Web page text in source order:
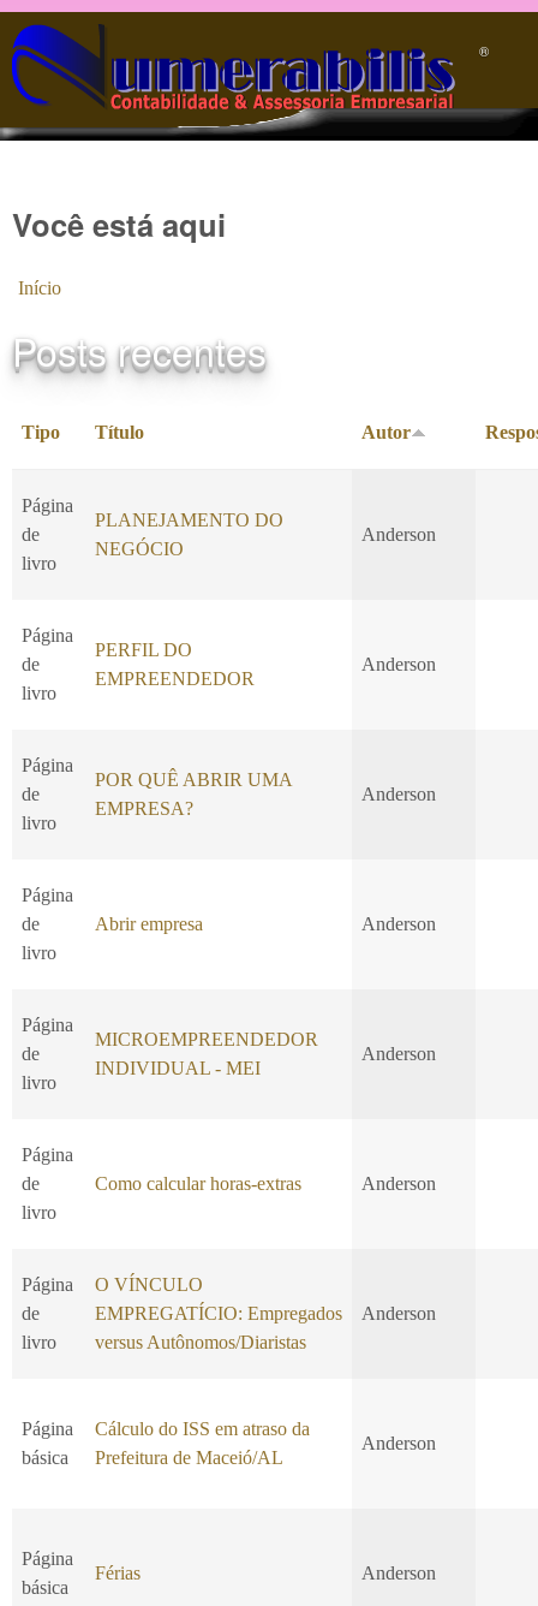
Pular para o conteúdo principal
®️
Você está aqui
Início
Posts recentes
Tipo Título Autor
Página
de
livro
PLANEJAMENTO DO
NEGÓCIO
Anderson
Página
de
livro
PERFIL DO
EMPREENDEDOR
Anderson
Página
de
livro
POR QUÊ ABRIR UMA
EMPRESA?
Anderson
Página
de
livro
Abrir empresa Anderson
Página
de
livro
MICROEMPREENDEDOR
INDIVIDUAL - MEI
Anderson
Página
de
livro
Como calcular horas-extras Anderson
Página
de
livro
O VÍNCULO
EMPREGATÍCIO: Empregados
versus Autônomos/Diaristas
Anderson
Página
básica
Cálculo do ISS em atraso da
Prefeitura de Maceió/AL
Anderson
Página
básica
Férias Anderson